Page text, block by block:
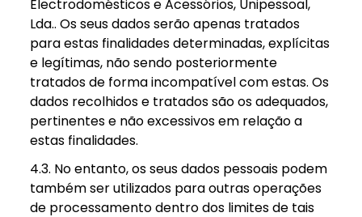
Electrodomésticos e Acessórios, Unipessoal,
Lda.. Os seus dados serão apenas tratados
para estas finalidades determinadas, explícitas
e legítimas, não sendo posteriormente
tratados de forma incompatível com estas. Os
dados recolhidos e tratados são os adequados,
pertinentes e não excessivos em relação a
estas finalidades.
4.3. No entanto, os seus dados pessoais podem
também ser utilizados para outras operações
de processamento dentro dos limites de tais